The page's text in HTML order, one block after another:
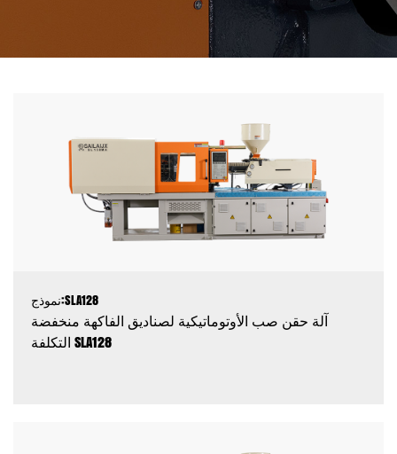
نموذج:SLA128
آلة حقن صب الأوتوماتيكية لصناديق الفاكهة منخفضة
التكلفة SLA128